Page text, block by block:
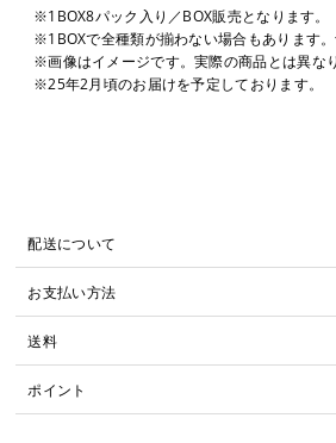
※1BOX8パック入り／BOX販売となります。
※1BOXで全種類が揃わない場合もあります。
※画像はイメージです。実際の商品とは異なり
※25年2月頃のお届けを予定しております。
配送について
お支払い方法
送料
ポイント